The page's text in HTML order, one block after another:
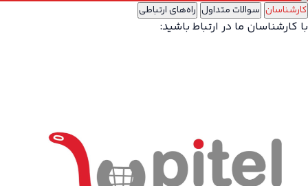
کارشناسان سوالات متداول راه‌های ارتباطی
با کارشناسان ما در ارتباط باشید: